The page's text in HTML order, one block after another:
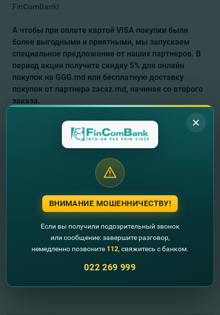
FinComBank!
А чтобы при оплате картой VISA покупки были
более выгодными и приятными, мы запускаем
специальное предложение от наших партнеров. В
период акции получите скидку 5% для онлайн
покупок на GGG.md или бесплатную доставку
покупок от партнера zacaz.md, начиная со второго
заказа.
Участвуйте в розыгрыше и наслаждайтесь ценными
Ознакомьтесь с Официальным
У вас еще нет карты VISA от FinComBank?
Откройте карту VISACLASSIC БЕСПЛАТНО СЕЙЧАС
Хотите узнать о всех специальных
предложениях VISA? ДЕТАЛИ.
Выигрывайте вместе с FinComBank!
ВНИМАНИЕ МОШЕННИЧЕСТВУ!
Если вы получили подозрительный звонок
или сообщение: завершите разговор,
немедленно позвоните 112, свяжитесь с банком.
022 269 999